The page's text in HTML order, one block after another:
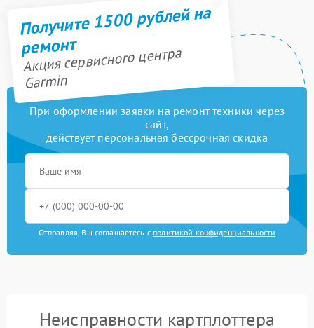
Получите 1500 рублей на
ремонт
Акция сервисного центра
Garmin
При оформлении заявки на ремонт техники через
сайт,
действует персональная бессрочная скидка
Отправляя, Вы соглашаетесь с политикой конфиденциальности
Неисправности картплоттера